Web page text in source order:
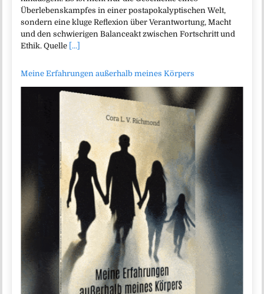
Überlebenskampfes in einer postapokalyptischen Welt,
sondern eine kluge Reflexion über Verantwortung, Macht
und den schwierigen Balanceakt zwischen Fortschritt und
Ethik. Quelle [...]
Meine Erfahrungen außerhalb meines Körpers